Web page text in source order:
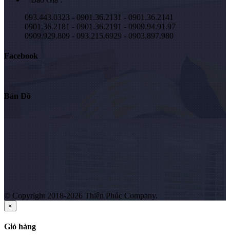
093.443.0323 - 0901.36.2131 - 0901.36.2141
0901.36.2181 - 0901.36.2191 - 0909.94.91.97
0909.929.809 - 093.215.6929 - 0903.897.980
Facebook
Bản Đồ
© Copyright 2018-2026 Thiên Phúc Company.
×
Giỏ hàng